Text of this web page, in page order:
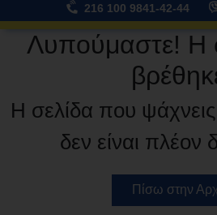
216 100 9841-42-44
Λυπούμαστε! H
Η σελίδα που
δεν είναι πλέον
Πίσω στην